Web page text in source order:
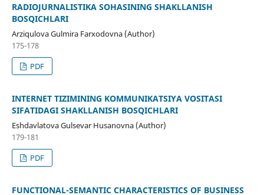
RАDIOJURNАLISTIKА SOHASINING SHAKLLANISH
BOSQICHLАRI
Arziqulova Gulmira Farxodovna (Author)
175-178
PDF
INTERNET TIZIMINING KOMMUNIKATSIYA VOSITASI
SIFATIDAGI SHAKLLANISH BOSQICHLARI
Eshdavlatova Gulsevar Husanovna (Author)
179-181
PDF
FUNCTIONAL-SEMANTIC CHARACTERISTICS OF BUSINESS